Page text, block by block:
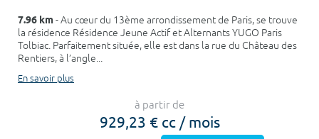
7.96 km- Au cœur du 13ème arrondissement de Paris, se trouve
la résidence Résidence Jeune Actif et Alternants YUGO Paris
Tolbiac. Parfaitement située, elle est dans la rue du Château des
Rentiers, à l’angle...
En savoir plus
à partir de
929,23 € cc / mois